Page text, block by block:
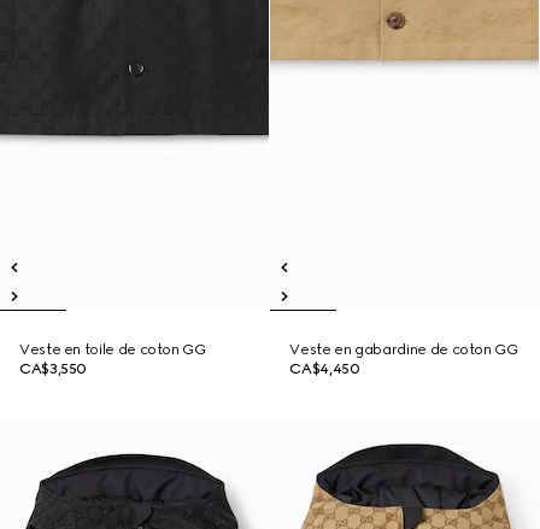
Veste en toile de coton GG
CA$3,550
Veste en gabardine de coton GG
CA$4,450